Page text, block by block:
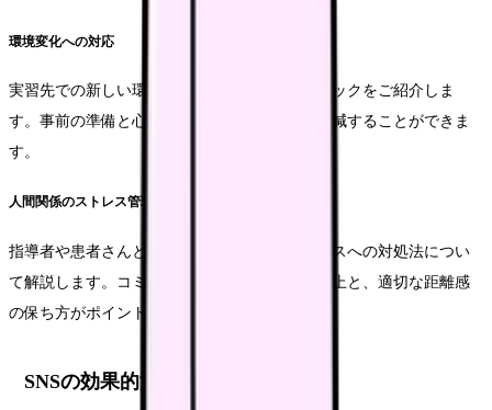
環境変化への対応
実習先での新しい環境に適応するためのテクニックをご紹介しま
す。事前の準備と心構えにより、ストレスを軽減することができま
す。
人間関係のストレス管理
指導者や患者さんとの関係性から生じるストレスへの対処法につい
て解説します。コミュニケーションスキルの向上と、適切な距離感
の保ち方がポイントとなります。
SNSの効果的活用